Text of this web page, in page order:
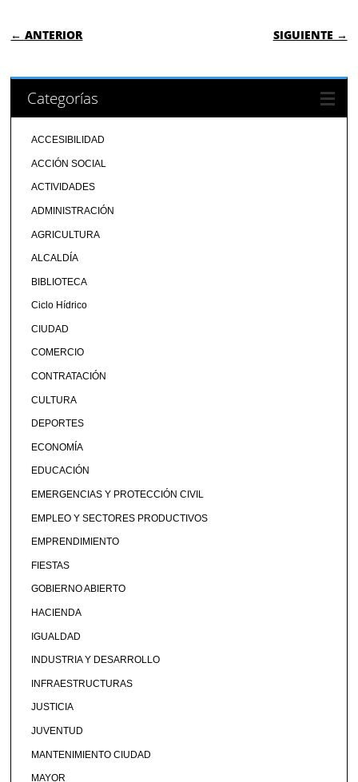
NAVEGACIÓN DE ENTRADAS
← ANTERIOR SIGUIENTE →
Categorías
ACCESIBILIDAD
ACCIÓN SOCIAL
ACTIVIDADES
ADMINISTRACIÓN
AGRICULTURA
ALCALDÍA
BIBLIOTECA
Ciclo Hídrico
CIUDAD
COMERCIO
CONTRATACIÓN
CULTURA
DEPORTES
ECONOMÍA
EDUCACIÓN
EMERGENCIAS Y PROTECCIÓN CIVIL
EMPLEO Y SECTORES PRODUCTIVOS
EMPRENDIMIENTO
FIESTAS
GOBIERNO ABIERTO
HACIENDA
IGUALDAD
INDUSTRIA Y DESARROLLO
INFRAESTRUCTURAS
JUSTICIA
JUVENTUD
MANTENIMIENTO CIUDAD
MAYOR